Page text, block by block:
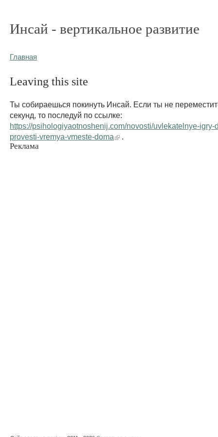
Инсай - вертикальное развитие
Главная
Leaving this site
Ты собираешься покинуть Инсай. Если ты не
секунд, то последуй по ссылке:
https://psihologiyaotnoshenij.com/novosti/uvlekatelnye-igry-
provesti-vremya-vmeste-doma
Реклама